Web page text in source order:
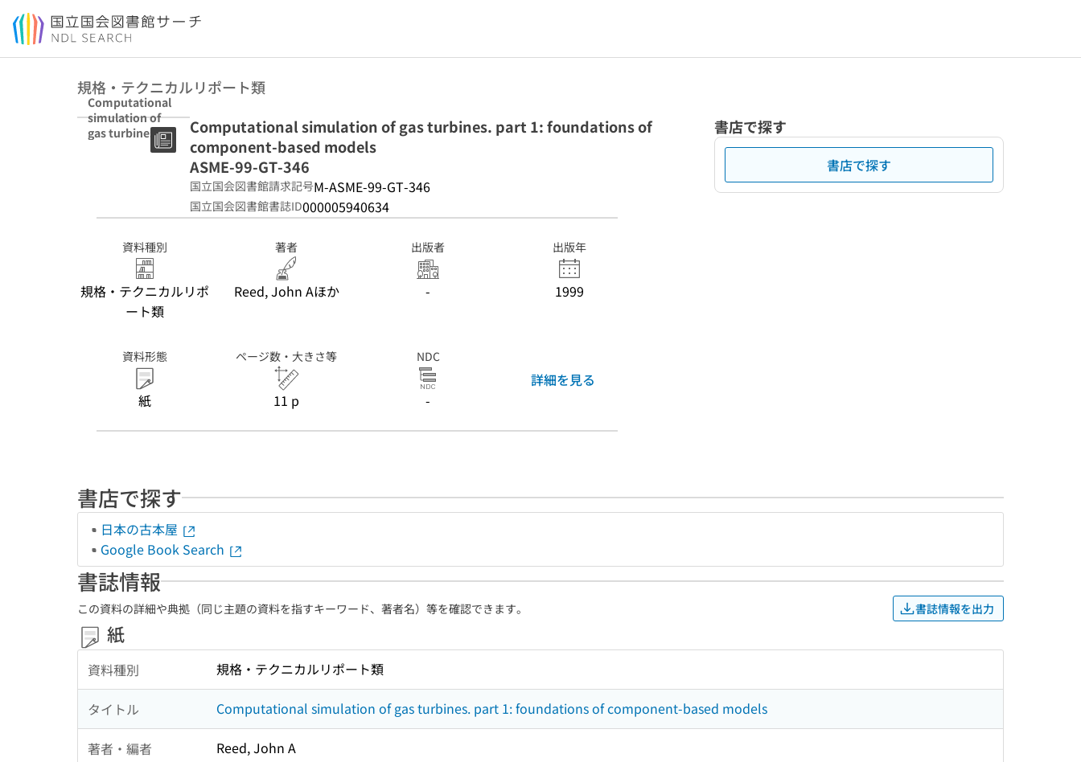
本文へ移動
規格・テクニカルリポート類
Computational
simulation of
gas turbines.
Computational simulation of gas turbines. part 1: foundations of
component-based models
ASME-99-GT-346
国立国会図書館請求記号M-ASME-99-GT-346
国立国会図書館書誌ID000005940634
資料種別
規格・テクニカルリポ
ート類
著者
Reed, John Aほか
出版者
-
出版年
1999
資料形態
紙
ページ数・大きさ等
11 p
NDC
-
詳細を見る
書店で探す
書店で探す
書店で探す
日本の古本屋
Google Book Search
書誌情報
この資料の詳細や典拠（同じ主題の資料を指すキーワード、著者名）等を確認できます。 書誌情報を出力
紙
資料種別 規格・テクニカルリポート類
タイトル Computational simulation of gas turbines. part 1: foundations of component-based models
著者・編者
Reed, John A